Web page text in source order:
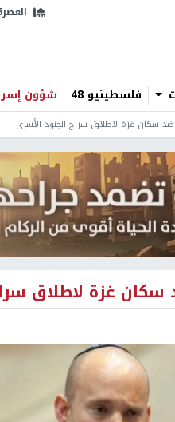
العصر
فلسطينيو 48 شؤون
سكان غزة لاطلاق سراح الجنود الأسرى
غزة لاطلاق